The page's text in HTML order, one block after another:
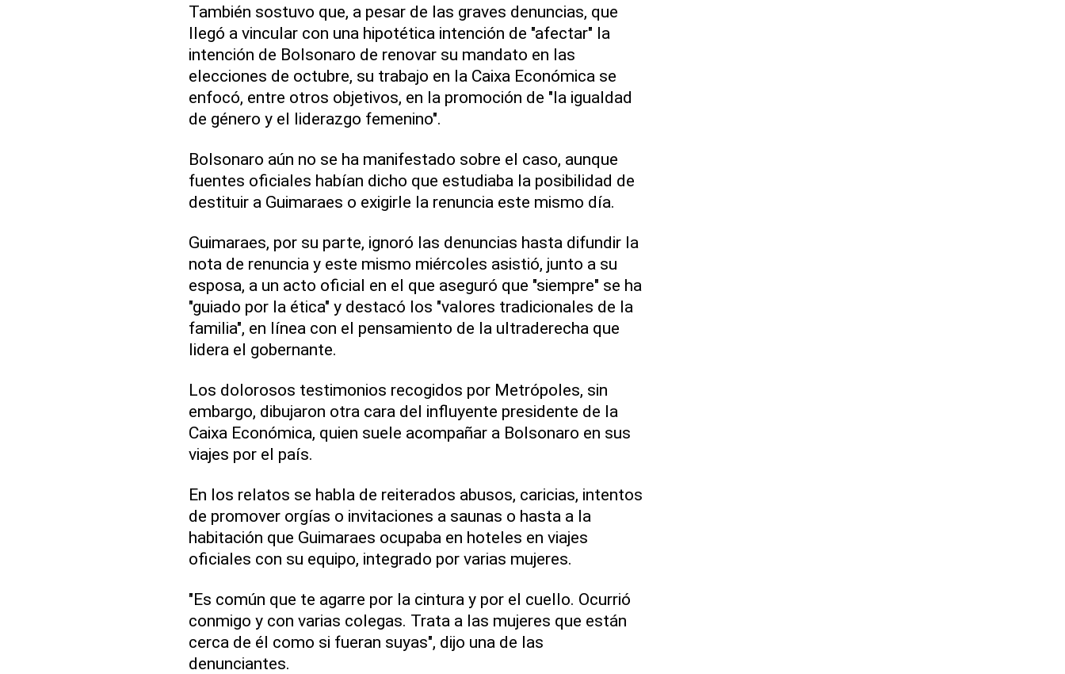
También sostuvo que, a pesar de las graves denuncias, que
llegó a vincular con una hipotética intención de "afectar" la
intención de Bolsonaro de renovar su mandato en las
elecciones de octubre, su trabajo en la Caixa Económica se
enfocó, entre otros objetivos, en la promoción de "la igualdad
de género y el liderazgo femenino".
Bolsonaro aún no se ha manifestado sobre el caso, aunque
fuentes oficiales habían dicho que estudiaba la posibilidad de
destituir a Guimaraes o exigirle la renuncia este mismo día.
Guimaraes, por su parte, ignoró las denuncias hasta difundir la
nota de renuncia y este mismo miércoles asistió, junto a su
esposa, a un acto oficial en el que aseguró que "siempre" se ha
"guiado por la ética" y destacó los "valores tradicionales de la
familia", en línea con el pensamiento de la ultraderecha que
lidera el gobernante.
Los dolorosos testimonios recogidos por Metrópoles, sin
embargo, dibujaron otra cara del influyente presidente de la
Caixa Económica, quien suele acompañar a Bolsonaro en sus
viajes por el país.
En los relatos se habla de reiterados abusos, caricias, intentos
de promover orgías o invitaciones a saunas o hasta a la
habitación que Guimaraes ocupaba en hoteles en viajes
oficiales con su equipo, integrado por varias mujeres.
"Es común que te agarre por la cintura y por el cuello. Ocurrió
conmigo y con varias colegas. Trata a las mujeres que están
cerca de él como si fueran suyas", dijo una de las
denunciantes.